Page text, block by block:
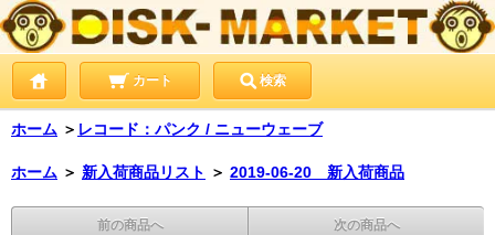
カート 検索
ホーム ＞ レコード：パンク / ニューウェーブ
ホーム ＞ 新入荷商品リスト ＞ 2019-06-20 新入荷商品
前の商品へ 次の商品へ